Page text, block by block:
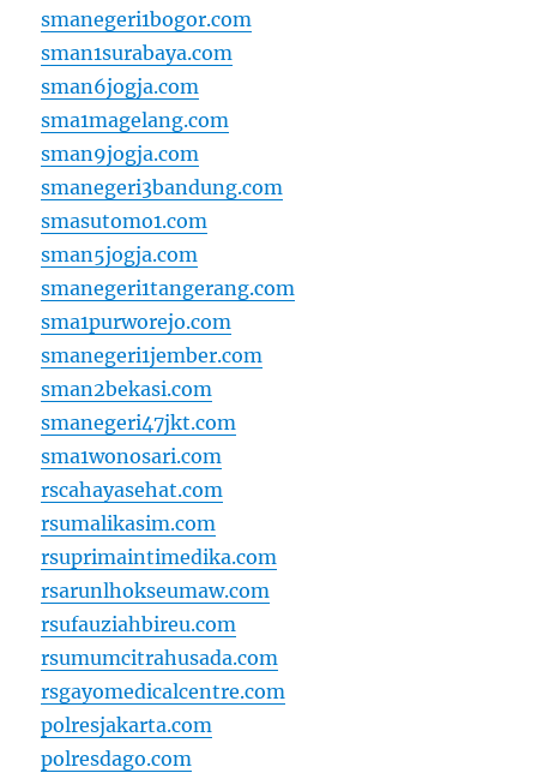
smanegeri1bogor.com
sman1surabaya.com
sman6jogja.com
sma1magelang.com
sman9jogja.com
smanegeri3bandung.com
smasutomo1.com
sman5jogja.com
smanegeri1tangerang.com
sma1purworejo.com
smanegeri1jember.com
sman2bekasi.com
smanegeri47jkt.com
sma1wonosari.com
rscahayasehat.com
rsumalikasim.com
rsuprimaintimedika.com
rsarunlhokseumaw.com
rsufauziahbireu.com
rsumumcitrahusada.com
rsgayomedicalcentre.com
polresjakarta.com
polresdago.com